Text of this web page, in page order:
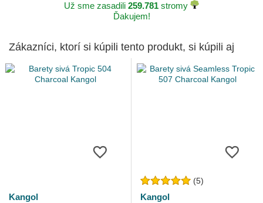
Už sme zasadili 259.781 stromy
Ďakujem!
Zákazníci, ktorí si kúpili tento produkt, si kúpili aj
Kangol
(5)
Kangol